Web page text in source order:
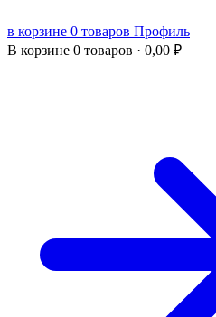
в корзине 0 товаров Профиль
В корзине 0 товаров · 0,00 ₽